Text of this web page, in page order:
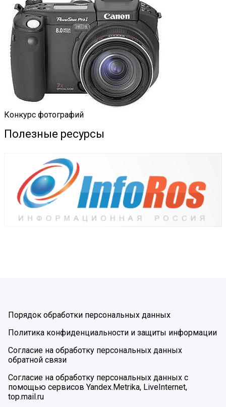
Конкурс фотографий
Полезные ресурсы
Порядок обработки персональных данных
Политика конфиденциальности и защиты информации
Согласие на обработку персональных данных
обратной связи
Согласие на обработку персональных данных с
помощью сервисов Yandex.Metrika, LiveInternet,
top.mail.ru